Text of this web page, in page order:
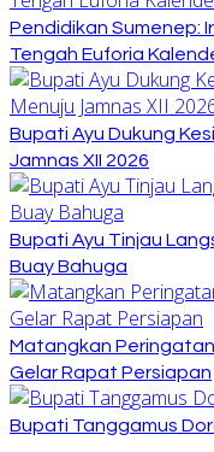
Pendidikan Sumenep:
Tengah Euforia
Bupati Ayu Dukung
Jamnas XII 2026
Bupati Ayu Tinjau
Buay Bahuga
Matangkan Peringatan
Gelar Rapat Persiapan
Bupati Tanggamus